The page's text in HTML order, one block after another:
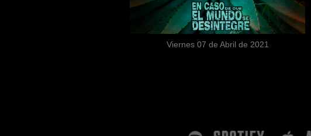
Viernes 07 de Abril de 2021